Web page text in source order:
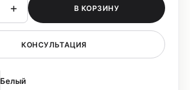
+ В КОРЗИНУ
КОНСУЛЬТАЦИЯ
Белый